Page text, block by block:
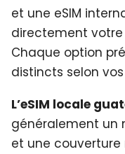
et une eSIM
directement
Chaque option
distincts selon
L’eSIM locale
généralement un
et une